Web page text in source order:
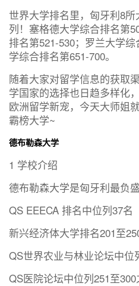
世界大学排名里，匈牙利8
列！塞格德大学综合排名第
排名第521-530；罗兰大学
学综合排名第651-700。
随着大家对留学信息的获取
学国家的选择也日趋多样化
欧洲留学新宠，今天大师姐
霸榜大学~
德布勒森大学
1 学校介绍
德布勒森大学是匈牙利最负
QS EEECA 排名中位列37名
新兴经济体大学排名201至
QS世界农业与林业论坛中位
QS医院论坛中位列251至300